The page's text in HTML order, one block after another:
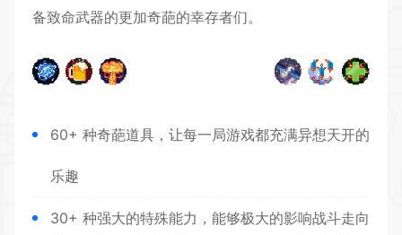
备致命武器的更加奇葩的幸存者们。
60+ 种奇葩道具，让每一局游戏都充满异想天开的
乐趣
30+ 种强大的特殊能力，能够极大的影响战斗走向